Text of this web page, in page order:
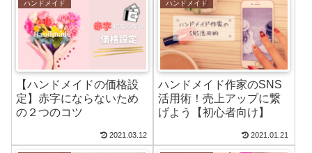
ハンドメイド
【ハンドメイドの価格設
定】赤字にならないため
の２つのコツ
2021.03.12
ハンドメイド
ハンドメイド作家のSNS
活用術！売上アップに繋
げよう【初心者向け】
2021.01.21